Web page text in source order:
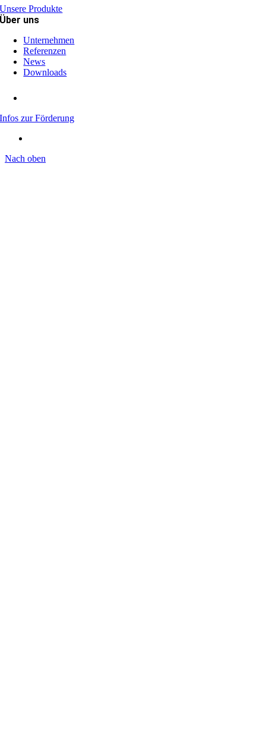
Unsere Produkte
Über uns
Unternehmen
Referenzen
News
Downloads
Infos zur Förderung
Nach oben